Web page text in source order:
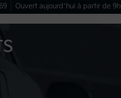
Ouvert aujourd’hui à partir de